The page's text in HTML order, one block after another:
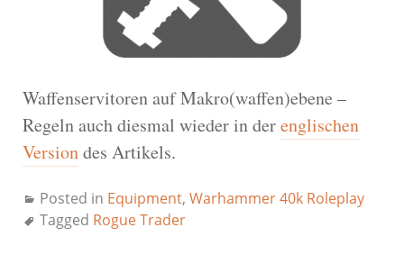
Waffenservitoren auf Makro(waffen)ebene –
Regeln auch diesmal wieder in derenglischen
Versiondes Artikels.
Posted in Equipment, Warhammer 40k Roleplay
Tagged Rogue Trader